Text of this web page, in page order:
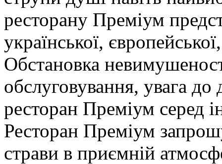
ресторану Преміум
української,
Обстановка
обслуговування, увага до
ресторан Преміум серед
Ресторан Преміум
страви в приємній